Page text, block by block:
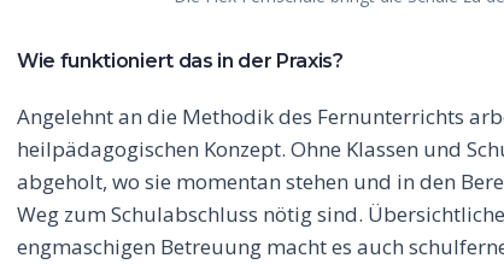
Wie funktioniert das in der Praxis?
Angelehnt an die Methodik des Fernunterrichts
heilpädagogischen Konzept. Ohne Klassen und
abgeholt, wo sie momentan stehen und in den
Weg zum Schulabschluss nötig sind.
engmaschigen Betreuung macht es auch